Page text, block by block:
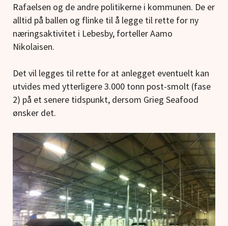
Rafaelsen og de andre politikerne i kommunen. De er
alltid på ballen og flinke til å legge til rette for ny
næringsaktivitet i Lebesby, forteller Aamo
Nikolaisen.
Det vil legges til rette for at anlegget eventuelt kan
utvides med ytterligere 3.000 tonn post-smolt (fase
2) på et senere tidspunkt, dersom Grieg Seafood
ønsker det.